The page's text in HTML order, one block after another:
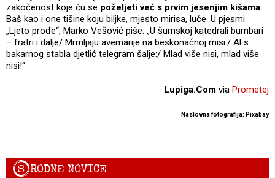
zakočenost koje ću se poželjeti već s prvim jesenjim kišama.
Baš kao i one tišine koju biljke, mjesto mirisa, luče. U pjesmi
„Ljeto prođe“, Marko Vešović piše: „U šumskoj katedrali bumbari
– fratri i dalje/ Mrmljaju avemarije na beskonačnoj misi./ Al s
bakarnog stabla djetlić telegram šalje:/ Mlad više nisi, mlad više
nisi!“
Lupiga.Com via Prometej
Naslovna fotografija: Pixabay
SRODNE NOVICE